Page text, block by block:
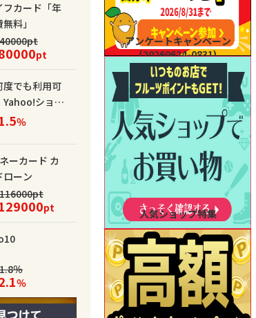
フカード「年
料」
40000pt
pt
度でも利用可
Yahoo!ショッ
グ ％
ーカード カ
ローン
116000pt
pt
1.8％
％
アンケートキャンペーン
(20260624-0831)
人気ショップ特集